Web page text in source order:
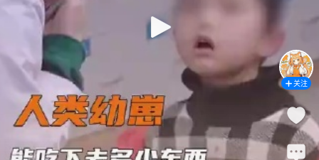
关注